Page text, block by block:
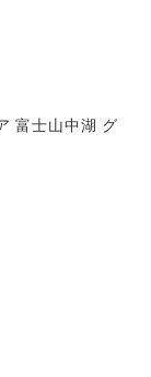
富士山中湖 グ